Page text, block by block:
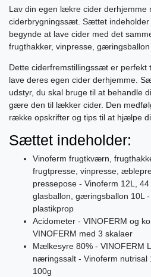
Lav din egen lækre cider derhjemme
ciderbrygningssæt. Sættet
begynde at lave cider med det
frugthakker, vinpresse, gæringsballon
Dette ciderfremstillingssæt er perfekt
lave deres egen cider derhjemme.
udstyr, du skal bruge til at behandle
gære den til lækker cider. Den
række opskrifter og tips til at hjælpe
Sættet indeholder:
Vinoferm frugtkværn,
frugtpresse, vinpresse,
pressepose - Vinoferm 12L, 44
glasballon, gæringsballon 10L
plastikprop
Acidometer - VINOFERM og
VINOFERM med 3 skalaer
Mælkesyre 80% - VINOFERM
næringssalt - Vinoferm nutrisal
100g